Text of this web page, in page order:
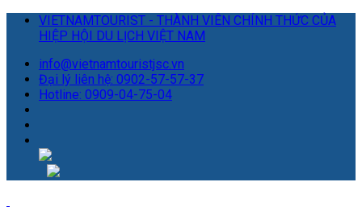
VIETNAMTOURIST - THÀNH VIÊN CHÍNH THỨC CỦA
HIỆP HỘI DU LỊCH VIỆT NAM
info@vietnamtouristjsc.vn
Đại lý liên hệ: 0902-57-57-37
Hotline: 0909-04-75-04